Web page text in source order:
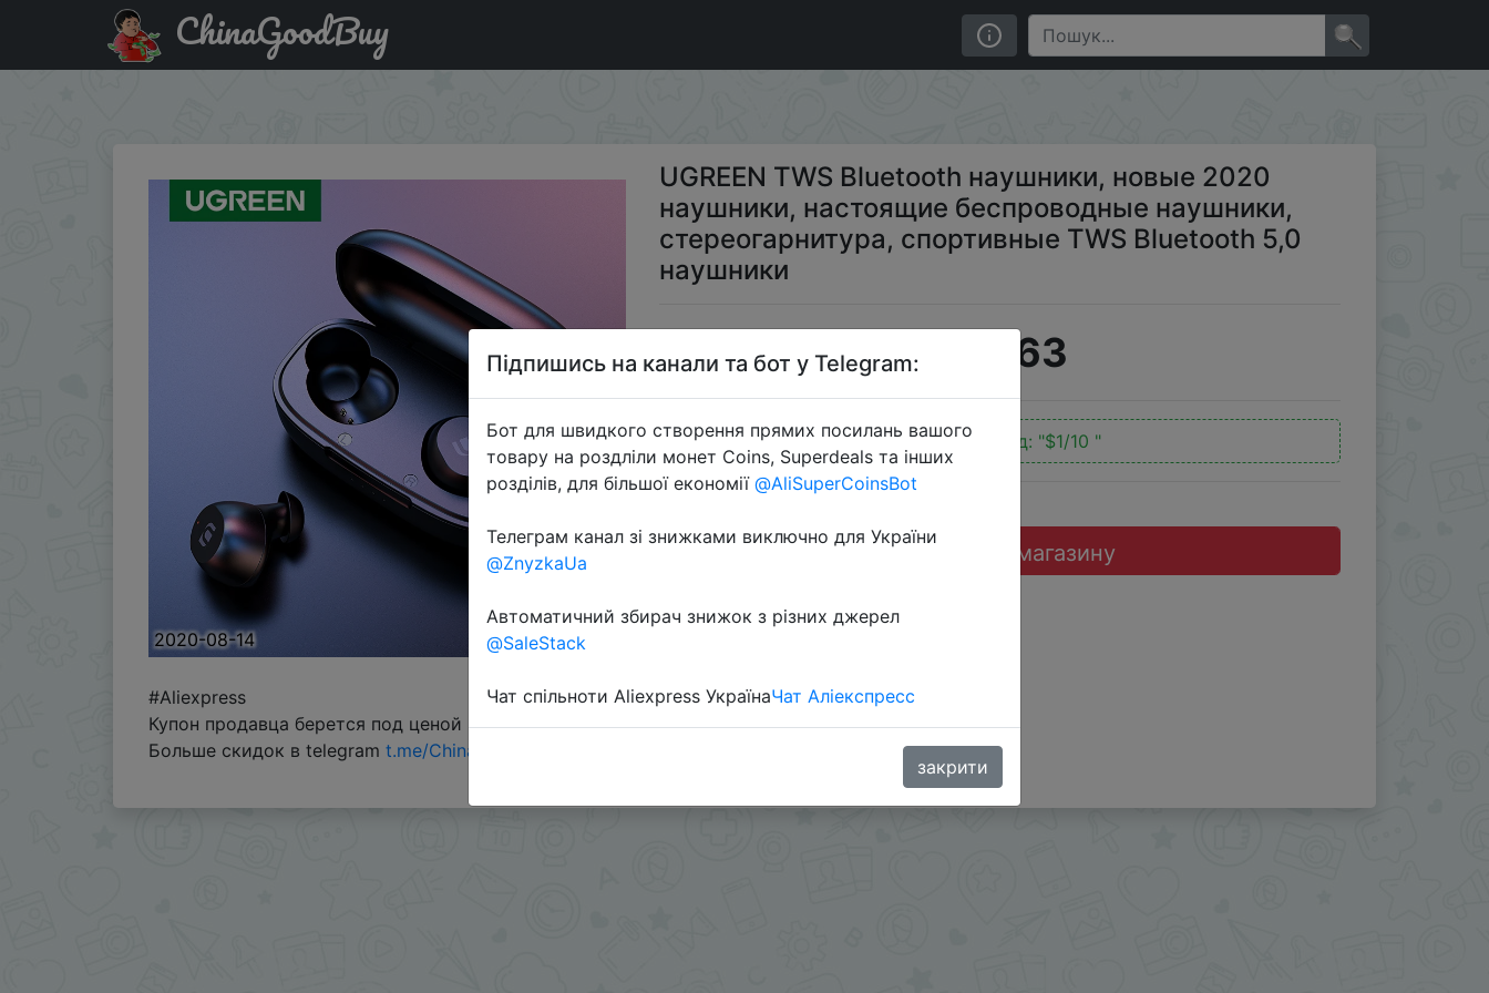
Придбати по знижці $1/10 UGREEN TWS Bluetooth наушники, новые 2020 наушники, настоящие беспроводные наушники, стереогарнитура, спортивные TWS Bluetooth
5,0 наушники
ChinaGoodBuy
2020-08-14
UGREEN TWS Bluetooth наушники, новые 2020
наушники, настоящие беспроводные наушники,
стереогарнитура, спортивные TWS Bluetooth 5,0
наушники
$18.63
Промокод: "$1/10 "
Перейти до магазину
#Aliexpress
Купон продавца берется под ценой + автоматическая скидка $1/15 применится автоматически.
Больше скидок в telegram t.me/ChinaGoodBuy
Підпишись на канали та бот у Telegram:
Бот для швидкого створення прямих посилань вашого
товару на роздліли монет Coins, Superdeals та інших
розділів, для більшої економії @AliSuperCoinsBot
Телеграм канал зі знижками виключно для України
@ZnyzkaUa
Автоматичний збирач знижок з різних джерел
@SaleStack
Чат спільноти Aliexpress УкраїнаЧат Аліекспресс
закрити